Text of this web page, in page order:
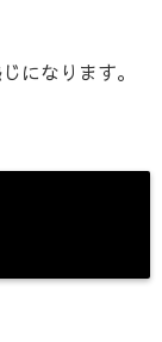
になります。